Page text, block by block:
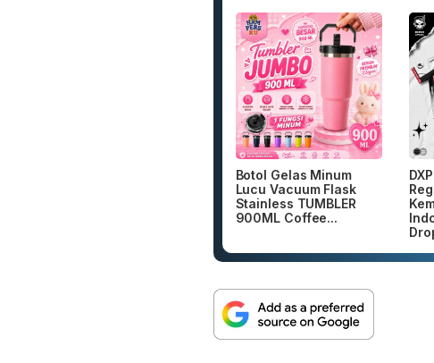
Botol Gelas Minum
Lucu Vacuum Flask
Stainless TUMBLER
900ML Coffee...